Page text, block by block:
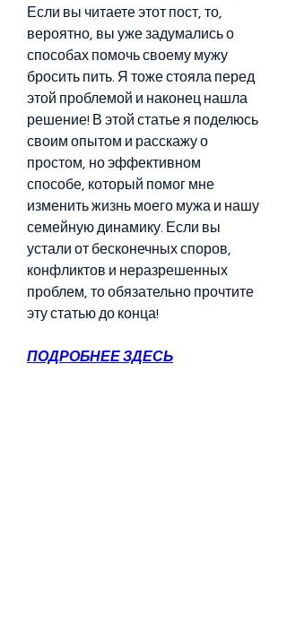
Если вы читаете этот пост, то,
вероятно, вы уже задумались о
способах помочь своему мужу
бросить пить. Я тоже стояла перед
этой проблемой и наконец нашла
решение! В этой статье я поделюсь
своим опытом и расскажу о
простом, но эффективном
способе, который помог мне
изменить жизнь моего мужа и нашу
семейную динамику. Если вы
устали от бесконечных споров,
конфликтов и неразрешенных
проблем, то обязательно прочтите
эту статью до конца!
ПОДРОБНЕЕ ЗДЕСЬ